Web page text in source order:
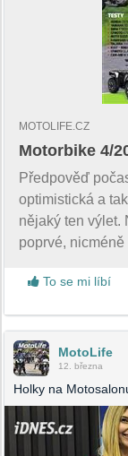
MOTOLIFE.CZ
Motorbike 4/
Předpověď
optimistická a
nějaký ten výlet.
poprvé, nicméně
To se mi líbí
MotoLife
12. března
Holky na